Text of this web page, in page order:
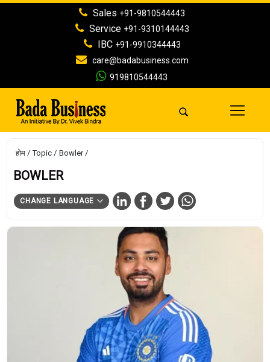
Sales +91-9810544443
Service +91-9310144443
IBC +91-9910344443
care@badabusiness.com
919810544443
होम Topic Bowler
BOWLER
CHANGE LANGUAGE